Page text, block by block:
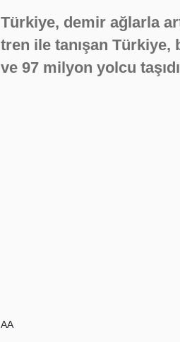
Türkiye, demir ağlarla
tren ile tanışan
ve 97 milyon yolcu
AA